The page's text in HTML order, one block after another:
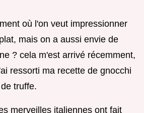
où l'on veut impressionner
mais on a aussi envie de
? cela m'est arrivé récemment,
ressorti ma recette de gnocchi
truffe.
merveilles italiennes ont fait